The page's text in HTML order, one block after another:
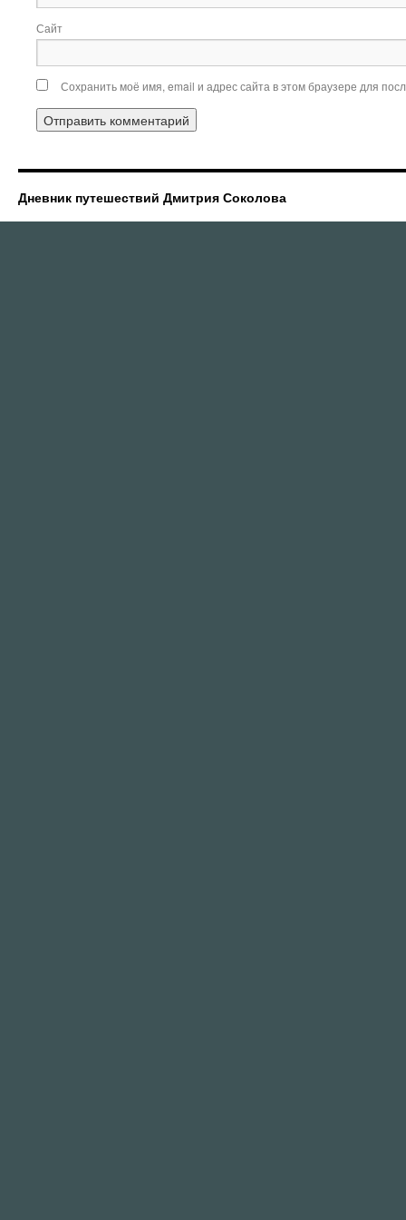
Сайт
Сохранить моё имя, email и адрес сайта в этом браузере для
Дневник путешествий Дмитрия Соколова